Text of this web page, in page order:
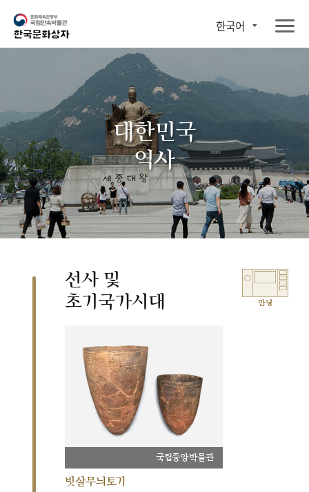
한국어
대한민국
역사
안녕
선사 및
초기국가시대
국립중앙박물관
빗살무늬토기